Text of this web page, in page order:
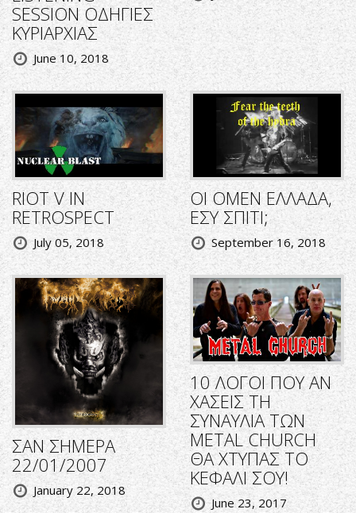
SESSION ΟΔΗΓΙΕΣ
ΚΥΡΙΑΡΧΙΑΣ
June 10, 2018
RIOT V IN
RETROSPECT
July 05, 2018
ΟΙ OMEN ΕΛΛΑΔΑ,
ΕΣΥ ΣΠΙΤΙ;
September 16, 2018
ΣΑΝ ΣΗΜΕΡΑ
22/01/2007
January 22, 2018
10 ΛΟΓΟΙ ΠΟΥ ΑΝ
ΧΑΣΕΙΣ ΤΗ
ΣΥΝΑΥΛΙΑ ΤΩΝ
METAL CHURCH
ΘΑ ΧΤΥΠΑΣ ΤΟ
ΚΕΦΑΛΙ ΣΟΥ!
June 23, 2017